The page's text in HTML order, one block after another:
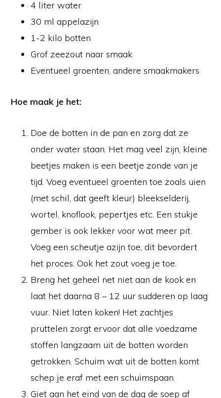
4 liter water
30 ml appelazijn
1-2 kilo botten
Grof zeezout naar smaak
Eventueel groenten, andere smaakmakers
Hoe maak je het:
Doe de botten in de pan en zorg dat ze
onder water staan. Het mag veel zijn, kleine
beetjes maken is een beetje zonde van je
tijd. Voeg eventueel groenten toe zoals uien
(met schil, dat geeft kleur) bleekselderij,
wortel, knoflook, pepertjes etc. Een stukje
gember is ook lekker voor wat meer pit.
Voeg een scheutje azijn toe, dit bevordert
het proces. Ook het zout voeg je toe.
Breng het geheel net niet aan de kook en
laat het daarna 8 – 12 uur sudderen op laag
vuur. Niet laten koken! Het zachtjes
pruttelen zorgt ervoor dat alle voedzame
stoffen langzaam uit de botten worden
getrokken. Schuim wat uit de botten komt
schep je eraf met een schuimspaan.
Giet aan het eind van de dag de soep af